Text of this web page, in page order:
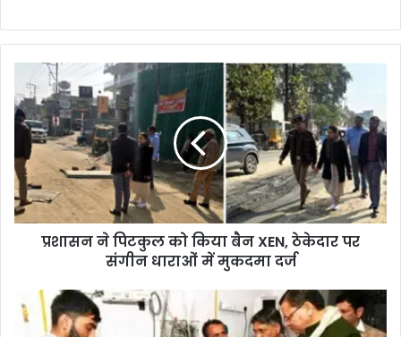
प्रशासन ने पिटकुल को किया बैन XEN, ठेकेदार पर
संगीन धाराओं में मुकदमा दर्ज